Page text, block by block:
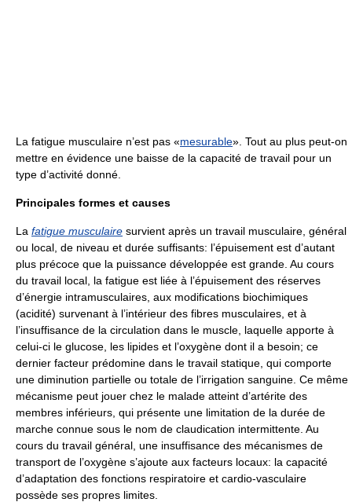
La fatigue musculaire n’est pas «mesurable». Tout au plus peut-on
mettre en évidence une baisse de la capacité de travail pour un
type d’activité donné.
Principales formes et causes
La fatigue musculaire survient après un travail musculaire, général
ou local, de niveau et durée suffisants: l’épuisement est d’autant
plus précoce que la puissance développée est grande. Au cours
du travail local, la fatigue est liée à l’épuisement des réserves
d’énergie intramusculaires, aux modifications biochimiques
(acidité) survenant à l’intérieur des fibres musculaires, et à
l’insuffisance de la circulation dans le muscle, laquelle apporte à
celui-ci le glucose, les lipides et l’oxygène dont il a besoin; ce
dernier facteur prédomine dans le travail statique, qui comporte
une diminution partielle ou totale de l’irrigation sanguine. Ce même
mécanisme peut jouer chez le malade atteint d’artérite des
membres inférieurs, qui présente une limitation de la durée de
marche connue sous le nom de claudication intermittente. Au
cours du travail général, une insuffisance des mécanismes de
transport de l’oxygène s’ajoute aux facteurs locaux: la capacité
d’adaptation des fonctions respiratoire et cardio-vasculaire
possède ses propres limites.